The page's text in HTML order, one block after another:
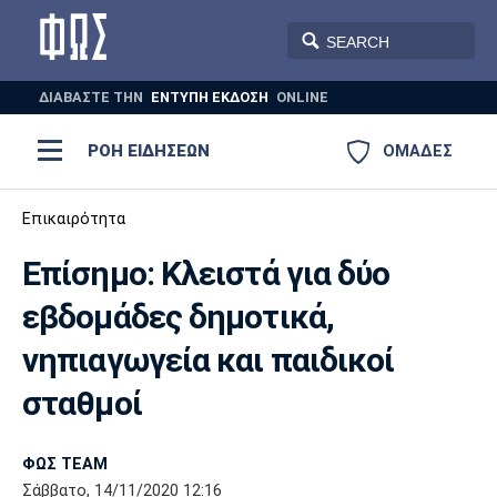
ΔΙΑΒΑΣΤΕ THN ΕΝΤΥΠΗ ΕΚΔΟΣΗ ONLINE
ΟΜΑΔΕΣ
ΡΟΗ ΕΙΔΗΣΕΩΝ
ΠΟΔΟΣΦΑΙΡΟ
ΒΟΛΕΪ
AUTO-MOTO PLUS
Ποδόσφαιρο
Super League 1
Super League 2
Γ Εθνική
Μπάσκετ
Ελλάδα
Εθνική
Ολυμπιακοί Αγώνες
Βόλεϊ
Ολυμπιακός ΑΕΚ
Επικαιρότητα
Επίσημο: Κλειστά για δύο
εβδομάδες δημοτικά,
νηπιαγωγεία και παιδικοί
σταθμοί
ΦΩΣ TEAM
Σάββατο, 14/11/2020 12:16